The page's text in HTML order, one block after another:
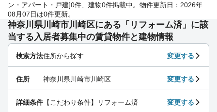
ン・アパート・戸建]0件、建物0件掲載中。物件更新日：2026年
08月07日は0件更新。
神奈川県川崎市川崎区にある「リフォーム済」に該
当する入居者募集中の賃貸物件と建物情報
検索方法住所から探す 変更する
住所 神奈川県川崎市川崎区 変更する
詳細条件 【こだわり条件】リフォーム済 変更する